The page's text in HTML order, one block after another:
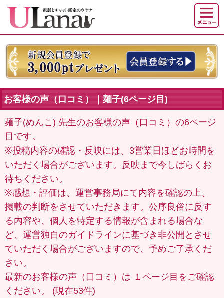
お客様の声（口コミ）｜麺子(6ページ目)
麺子(めんこ) 先生のお客様の声（口コミ）の6ページ
目です。
※投稿内容の確認・反映には、3営業日ほどお時間を
いただく場合がございます。反映まで今しばらくお
待ちください。
※感想・評価は、運営事務局にて内容を確認の上、
掲載の判断をさせていただきます。公序良俗に反す
る内容や、個人を特定する情報が含まれる場合な
ど、運営独自のガイドラインに基づき非公開とさせ
ていただく場合がございますので、予めご了承くだ
さい。
最新のお客様の声（口コミ）は １ページ目 をご確認
ください。 (現在53件)